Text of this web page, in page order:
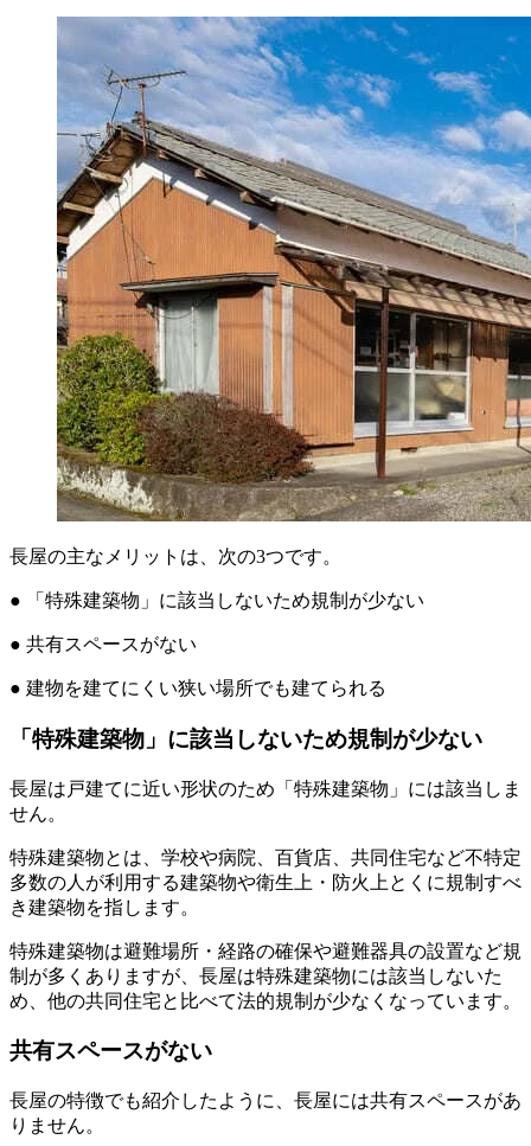
長屋の主なメリットは、次の3つです。
● 「特殊建築物」に該当しないため規制が少ない
● 共有スペースがない
● 建物を建てにくい狭い場所でも建てられる
「特殊建築物」に該当しないため規制が少ない
長屋は戸建てに近い形状のため「特殊建築物」には該当しま
せん。
特殊建築物とは、学校や病院、百貨店、共同住宅など不特定
多数の人が利用する建築物や衛生上・防火上とくに規制すべ
き建築物を指します。
特殊建築物は避難場所・経路の確保や避難器具の設置など規
制が多くありますが、長屋は特殊建築物には該当しないた
め、他の共同住宅と比べて法的規制が少なくなっています。
共有スペースがない
長屋の特徴でも紹介したように、長屋には共有スペースがあ
りません。